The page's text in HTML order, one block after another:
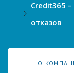
Credit365
отказов
О